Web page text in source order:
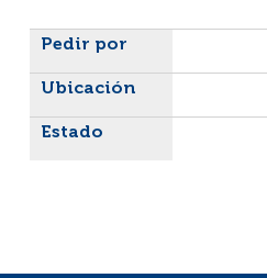
Liste des exemplaires